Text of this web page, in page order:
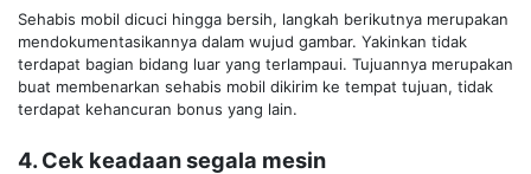
Sehabis mobil dicuci hingga bersih, langkah berikutnya merupakan
mendokumentasikannya dalam wujud gambar. Yakinkan tidak
terdapat bagian bidang luar yang terlampaui. Tujuannya merupakan
buat membenarkan sehabis mobil dikirim ke tempat tujuan, tidak
terdapat kehancuran bonus yang lain.
4. Cek keadaan segala mesin